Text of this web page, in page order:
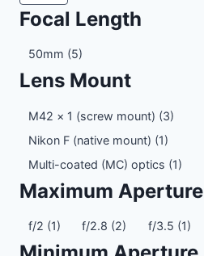
Focal Length
Focal
Length
50mm (5)
Lens Mount
Lens
Mount
M42 × 1 (screw mount) (3)
Nikon F (native mount) (1)
Multi-coated (MC) optics (1)
Maximum Aperture
Maximum
Aperture
f/2 (1) f/2.8 (2) f/3.5 (1)